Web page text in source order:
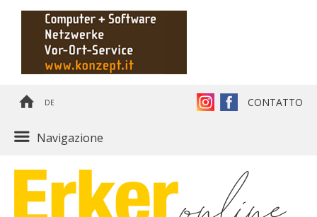
DE CONTATTO
Navigazione